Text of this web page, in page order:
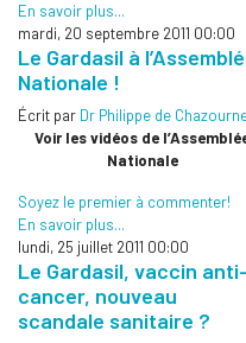
En savoir plus...
mardi, 20 septembre 2011 00:00
Le Gardasil à
Nationale !
Écrit par Dr Philippe de
Voir les vidéos de
Nationale
Soyez le premier à commenter!
En savoir plus...
lundi, 25 juillet 2011 00:00
Le Gardasil, vaccin anti-
cancer, nouveau
scandale sanitaire ?